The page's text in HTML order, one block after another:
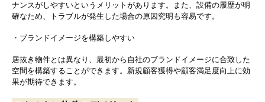
ナンスがしやすいというメリットがあります。また、設備の履歴が明
確なため、トラブルが発生した場合の原因究明も容易です。
・ブランドイメージを構築しやすい
居抜き物件とは異なり、最初から自社のブランドイメージに合致した
空間を構築することができます。新規顧客獲得や顧客満足度向上に効
果が期待できます。